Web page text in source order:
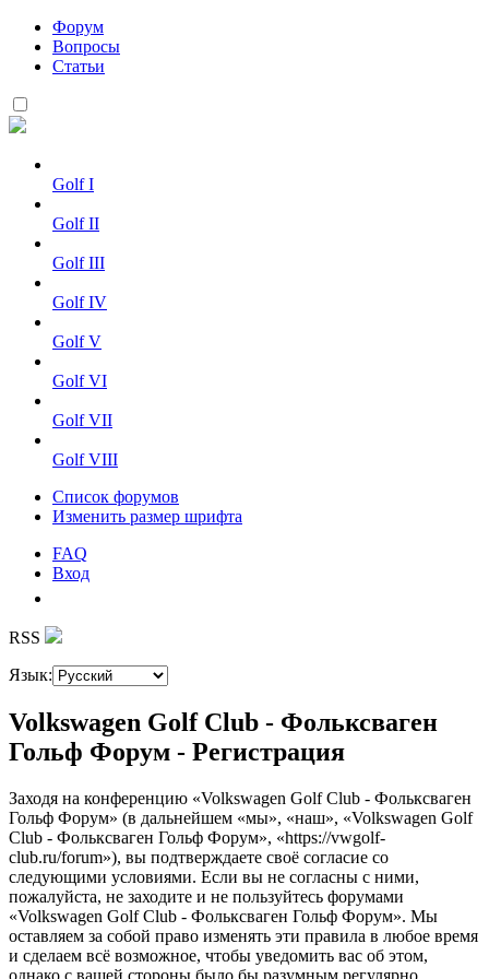
Форум
Вопросы
Статьи
Golf I
Golf II
Golf III
Golf IV
Golf V
Golf VI
Golf VII
Golf VIII
Список форумов
Изменить размер шрифта
FAQ
Вход
RSS
Язык:
Volkswagen Golf Club - Фольксваген
Гольф Форум - Регистрация
Заходя на конференцию «Volkswagen Golf Club - Фольксваген
Гольф Форум» (в дальнейшем «мы», «наш», «Volkswagen Golf
Club - Фольксваген Гольф Форум», «https://vwgolf-
club.ru/forum»), вы подтверждаете своё согласие со
следующими условиями. Если вы не согласны с ними,
пожалуйста, не заходите и не пользуйтесь форумами
«Volkswagen Golf Club - Фольксваген Гольф Форум». Мы
оставляем за собой право изменять эти правила в любое время
и сделаем всё возможное, чтобы уведомить вас об этом,
однако с вашей стороны было бы разумным регулярно